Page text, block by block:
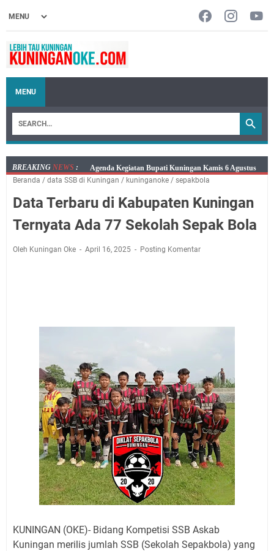
MENU
BREAKING NEWS :
Kamis 6 Agustus 2026 Mobil Samling Ada di Alun-alun
Luragung, Ini Persyaratan dan Besaran Biayanya
Layanan Mobil Samsat Keliling Kuningan Kamis 6
Embun Pagi Kamis 6 Agustus 2026: Tidak Semua
Keterlambatan Berarti Kegagalan
di Sini!
Embun Pagi Rabu 5 Agustus 2026: Tidak Perlu Iri, Kita
Punya Takdir Masing-masing, Hidup yang Terlihat
Mewah, Belum Tentu Indah
Merdeka dari Hawa Nafsu: Korupsi, Judi, dan Maksiat
Agenda Kegiatan Bupati Kuningan Kamis 6 Agustus
2026 Ada Tiga Acara
Beranda / data SSB di Kuningan / kuninganoke / sepakbola
Data Terbaru di Kabupaten Kuningan
Ternyata Ada 77 Sekolah Sepak Bola
Oleh Kuningan Oke April 16, 2025 Posting Komentar
KUNINGAN (OKE)- Bidang Kompetisi SSB Askab
Kuningan merilis jumlah SSB (Sekolah Sepakbola) yang